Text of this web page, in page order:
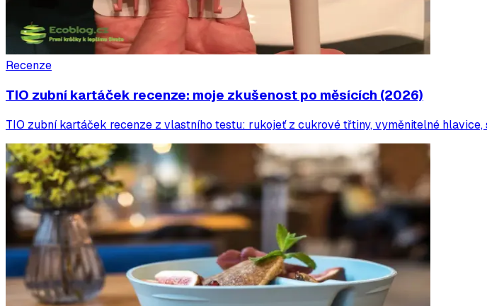
Recenze
TIO zubní kartáček recenze: moje zkušenost po měsících (2026)
TIO zubní kartáček recenze z vlastního testu: rukojeť z cukrové třtiny, vyměnitelné hlavice,